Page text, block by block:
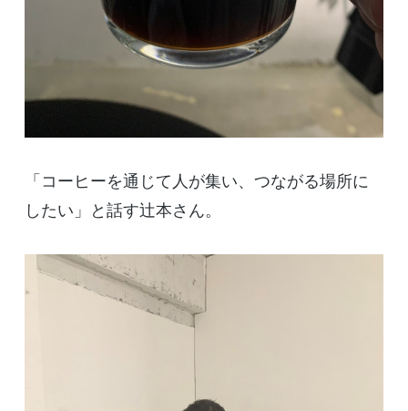
「コーヒーを通じて人が集い、つながる場所に
したい」と話す辻本さん。